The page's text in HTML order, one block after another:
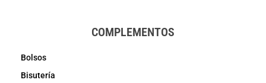
COMPLEMENTOS
Bolsos
Bisutería